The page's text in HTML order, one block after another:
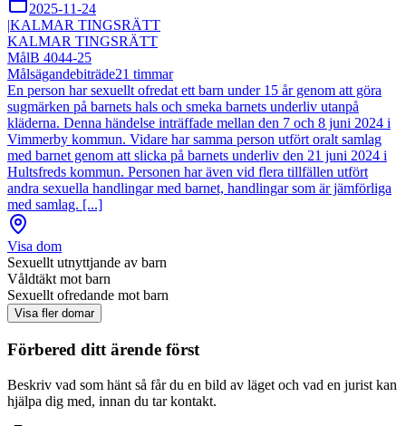
2025-11-24
|KALMAR TINGSRÄTT
KALMAR TINGSRÄTT
MålB 4044-25
Målsägandebiträde21 timmar
En person har sexuellt ofredat ett barn under 15 år genom att göra
sugmärken på barnets hals och smeka barnets underliv utanpå
kläderna. Denna händelse inträffade mellan den 7 och 8 juni 2024 i
Vimmerby kommun. Vidare har samma person utfört oralt samlag
med barnet genom att slicka på barnets underliv den 21 juni 2024 i
Hultsfreds kommun. Personen har även vid flera tillfällen utfört
andra sexuella handlingar med barnet, handlingar som är jämförliga
med samlag. [...]
Visa dom
Sexuellt utnyttjande av barn
Våldtäkt mot barn
Sexuellt ofredande mot barn
Visa fler domar
Förbered ditt ärende först
Beskriv vad som hänt så får du en bild av läget och vad en jurist kan
hjälpa dig med, innan du tar kontakt.